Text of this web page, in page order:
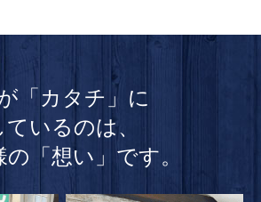
「カタチ」に
ているのは、
の「想い」です。